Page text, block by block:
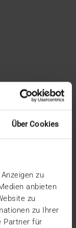
Über Cookies
zu
anbieten
zu
zu Ihrer
Partner für